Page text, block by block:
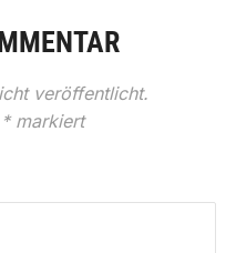
veröffentlicht.
*markiert